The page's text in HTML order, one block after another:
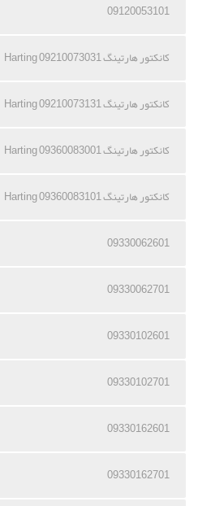
09120053101
کانکتور هارتینگ 09210073031 Harting
کانکتور هارتینگ 09210073131 Harting
کانکتور هارتینگ 09360083001 Harting
کانکتور هارتینگ 09360083101 Harting
09330062601
09330062701
09330102601
09330102701
09330162601
09330162701